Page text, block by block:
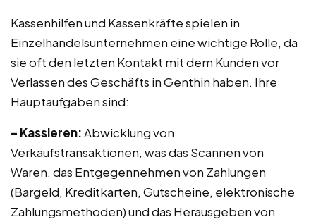
Kassenhilfen und Kassenkräfte spielen in
Einzelhandelsunternehmen eine wichtige Rolle, da
sie oft den letzten Kontakt mit dem Kunden vor
Verlassen des Geschäfts in Genthin haben. Ihre
Hauptaufgaben sind:
– Kassieren:Abwicklung von
Verkaufstransaktionen, was das Scannen von
Waren, das Entgegennehmen von Zahlungen
(Bargeld, Kreditkarten, Gutscheine, elektronische
Zahlungsmethoden) und das Herausgeben von